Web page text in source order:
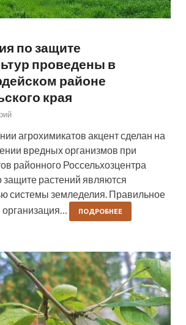
по защите
проведены в
районе
края
агрохимикатов акцент сделан на
вредных организмов при
районного Россельхозцентра
растений являются
системы земледелия. Правильное
ПОДРОБНЕЕ